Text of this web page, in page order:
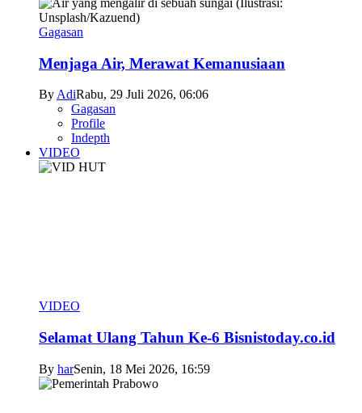
Gagasan
Menjaga Air, Merawat Kemanusiaan
ByAdiRabu, 29 Juli 2026, 06:06
Gagasan
Profile
Indepth
VIDEO
VIDEO
Selamat Ulang Tahun Ke-6 Bisnistoday.co.id
By harSenin, 18 Mei 2026, 16:59